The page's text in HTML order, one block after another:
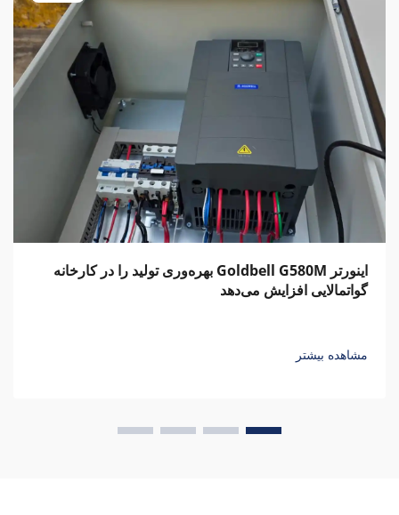
اینورتر Goldbell G580M بهره‌وری تولید را در کارخانه
گواتمالایی افزایش می‌دهد
مشاهده بیشتر